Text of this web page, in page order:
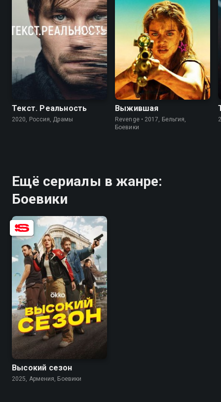
6.9 7.3
Текст. Реальность
2020, Россия, Драмы
6.0 6.4
Выжившая
Revenge • 2017, Бельгия,
Боевики
Ещё сериалы в жанре:
Боевики
7.1 6.4
Высокий сезон
2025, Армения, Боевики